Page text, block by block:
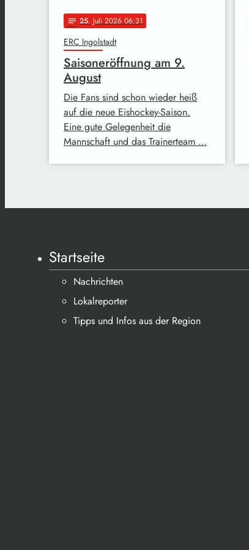
notes 25. Juli 2026 06:31
ERC Ingolstadt
Saisoneröffnung am 9.
August
Die Fans sind schon wieder heiß
auf die neue Eishockey-Saison.
Eine gute Gelegenheit die
Mannschaft und das Trainerteam …
Startseite
Nachrichten
Lokalreporter
Tipps und Infos aus der Region